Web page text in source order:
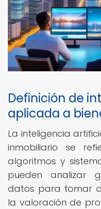
Definición de
aplicada a
La inteligencia
inmobiliario se
algoritmos y
pueden analizar
datos para tomar
la valoración de